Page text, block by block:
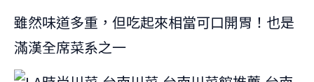
雖然味道多重，但吃起來相當可口開胃！也是
滿漢全席菜系之一